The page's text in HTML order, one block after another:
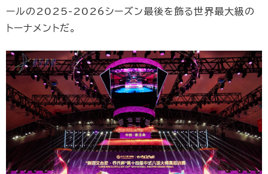
ールの2025-2026シーズン最後を飾る世界最大級の
トーナメントだ。